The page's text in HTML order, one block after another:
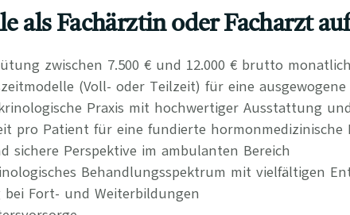
als Fachärztin oder Facharzt
zwischen 7.500 € und 12.000 € brutto monatlich
(Voll- oder Teilzeit) für eine ausgewogene
Praxis mit hochwertiger Ausstattung
pro Patient für eine fundierte hormonmedizinische
sichere Perspektive im ambulanten Bereich
Behandlungsspektrum mit vielfältigen
Fort- und Weiterbildungen